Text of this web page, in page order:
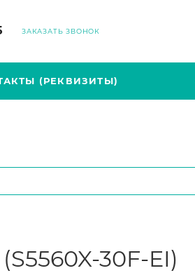
ЗАКАЗАТЬ ЗВОНОК
(РЕКВИЗИТЫ)
30F-EI)